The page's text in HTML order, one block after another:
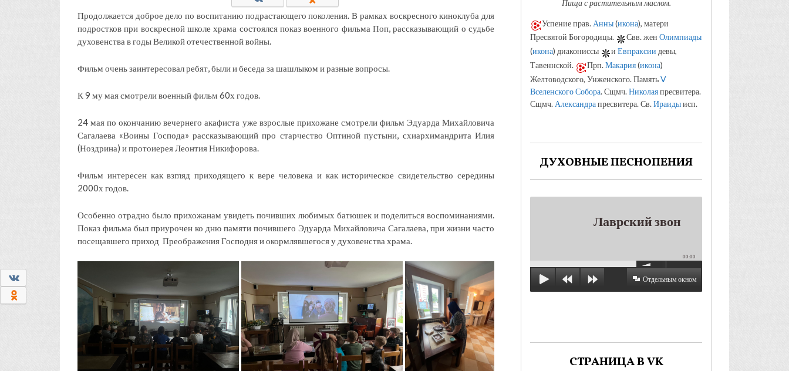
Продолжается доброе дело по воспитанию подрастающего поколения. В рамках воскресного киноклуба для
подростков при воскресной школе храма состоялся показ военного фильма Поп, рассказывающий о судьбе
духовенства в годы Великой отечественной войны.
Фильм очень заинтересовал ребят, были и беседа за шашлыком и разные вопросы.
К 9 му мая смотрели военный фильм 60х годов.
24 мая по окончанию вечернего акафиста уже взрослые прихожане смотрели фильм Эдуарда Михайловича
Сагалаева «Воины Господа» рассказывающий про старчество Оптиной пустыни, схиархимандрита Илия
(Ноздрина) и протоиерея Леонтия Никифорова.
Фильм интересен как взгляд приходящего к вере человека и как историческое свидетельство середины
2000х годов.
Особенно отрадно было прихожанам увидеть почивших любимых батюшек и поделиться воспоминаниями.
Показ фильма был приурочен ко дню памяти почившего Эдуарда Михайловича Сагалаева, при жизни часто
посещавшего приход Преображения Господня и окормлявшегося у духовенства храма.
Пища с растительным маслом.
Успение прав. Анны(икона), матери
Пресвятой Богородицы.
Свв. жен Олимпиады
(икона) диакониссы и Евпраксии девы,
Тавеннской.
Прп.Макария(икона)
Желтоводского, Унженского. ПамятьV
Вселенского Собора. Сщмч.Николаяпресвитера.
Сщмч. Александрапресвитера. Св.Ираидыисп.
ДУХОВНЫЕ ПЕСНОПЕНИЯ
Лаврский звон
00:00
Отдельным окном
СТРАНИЦА В VK